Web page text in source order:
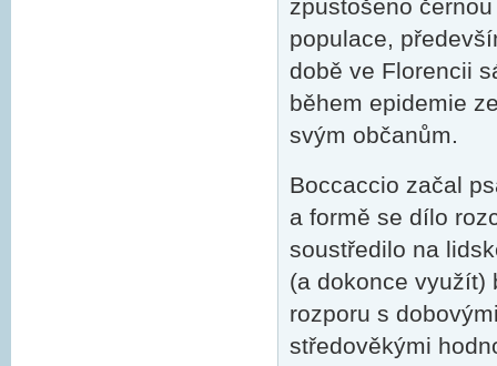
zpustošeno
populace,
době ve Florencii
během epidemie
svým občanům.
Boccaccio začal
a formě se dílo
soustředilo na
(a dokonce využít)
rozporu s
středověkými